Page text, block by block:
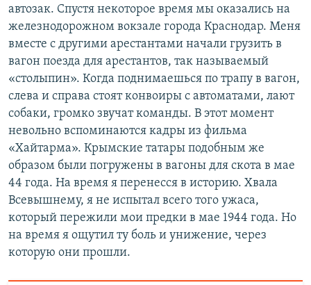
автозак. Спустя некоторое время мы оказались на
железнодорожном вокзале города Краснодар. Меня
вместе с другими арестантами начали грузить в
вагон поезда для арестантов, так называемый
«столыпин». Когда поднимаешься по трапу в вагон,
слева и справа стоят конвоиры с автоматами, лают
собаки, громко звучат команды. В этот момент
невольно вспоминаются кадры из фильма
«Хайтарма». Крымские татары подобным же
образом были погружены в вагоны для скота в мае
44 года. На время я перенесся в историю. Хвала
Всевышнему, я не испытал всего того ужаса,
который пережили мои предки в мае 1944 года. Но
на время я ощутил ту боль и унижение, через
которую они прошли.